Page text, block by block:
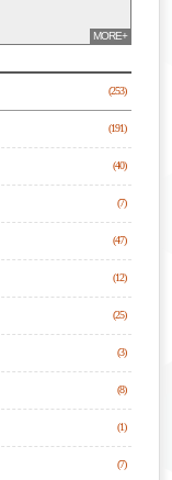
MORE+
(253)
(191)
(40)
(7)
(47)
(12)
(25)
(3)
(8)
(1)
(7)